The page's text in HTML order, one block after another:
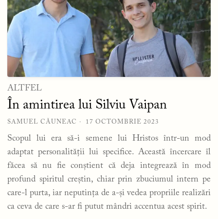
ALTFEL
În amintirea lui Silviu Vaipan
SAMUEL CĂUNEAC 17 OCTOMBRIE 2023
Scopul lui era să-i semene lui Hristos într-un mod
adaptat personalității lui specifice. Această încercare îl
făcea să nu fie conștient că deja integrează în mod
profund spiritul creștin, chiar prin zbuciumul intern pe
care-l purta, iar neputința de a-și vedea propriile realizări
ca ceva de care s-ar fi putut mândri accentua acest spirit.